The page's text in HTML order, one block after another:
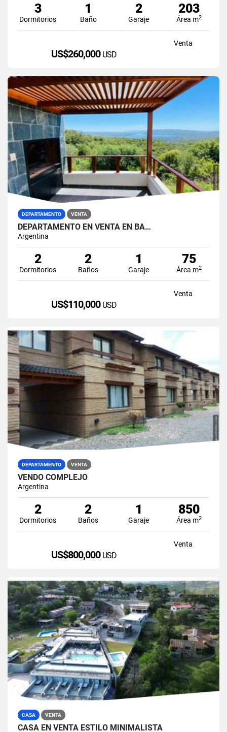
3
Dormitorios
1
Baño
2
Garaje
203
Área m2
Venta
US$260,000 USD
DEPARTAMENTO VENTA
DEPARTAMENTO EN VENTA EN BA…
Argentina
2
Dormitorios
2
Baños
1
Garaje
75
Área m2
Venta
US$110,000 USD
DEPARTAMENTO VENTA
VENDO COMPLEJO
Argentina
2
Dormitorios
2
Baños
1
Garaje
850
Área m2
Venta
US$800,000 USD
CASA VENTA
CASA EN VENTA ESTILO MINIMALISTA